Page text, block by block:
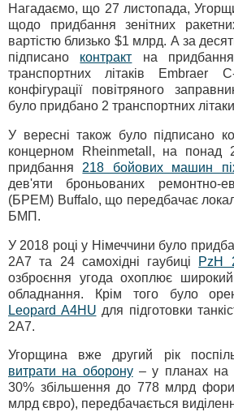
Нагадаємо, що 27 листопада,
щодо придбання зенітних
вартістю близько $1 млрд. А за
підписано контракт на придбання
транспортних літаків Embraer
конфігурації повітряного
було придбано 2 транспортних
У вересні також було підписано
концерном Rheinmetall, на
придбання 218 бойових машин
дев'яти броньованих ремонтно-
(БРЕМ) Buffalo, що передбачає
БМП.
У 2018 році у Німеччини було
2A7 та 24 самохідні гаубиці
PzH
озброєння угода охоплює широкий
обладнання. Крім того було
Leopard A4HU для підготовки
2A7.
Угорщина вже другий рік
витрати на оборону– у планах на
30% збільшення до 778 млрд
млрд євро), передбачається